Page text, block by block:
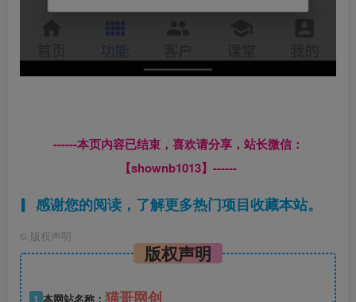
------本页内容已结束，喜欢请分享，站长微信：
【shownb1013】------
感谢您的阅读，了解更多热门项目收藏本站。
© 版权声明
版权声明
1 本网站名称： 猫哥网创